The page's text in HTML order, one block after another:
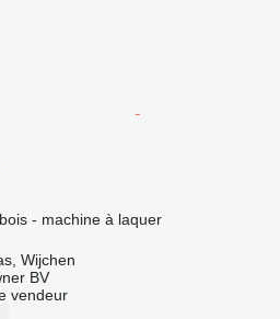
- machine à laquer
Wijchen
BV
vendeur